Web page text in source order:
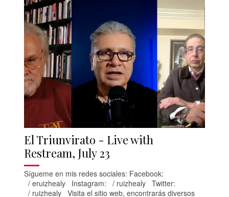
El Triunvirato - Live with
Restream, July 23
Sígueme en mis redes sociales: Facebook:
/ eruizhealy Instagram: / ruizhealy Twitter:
/ ruizhealy Visita el sitio web, encontrarás diversos